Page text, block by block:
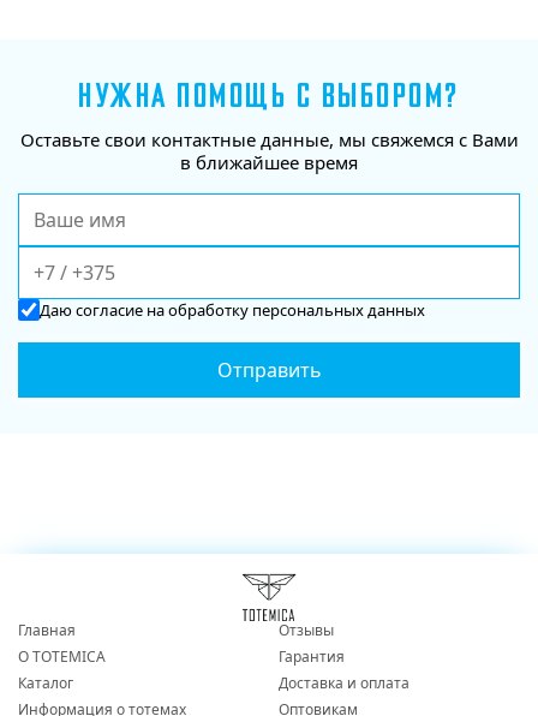
НУЖНА ПОМОЩЬ С ВЫБОРОМ?
Оставьте свои контактные данные, мы свяжемся с Вами
в ближайшее время
Даюсогласие на обработку персональных данных
Главная
О TOTEMICA
Каталог
Информация о тотемах
Отзывы
Гарантия
Доставка и оплата
Оптовикам